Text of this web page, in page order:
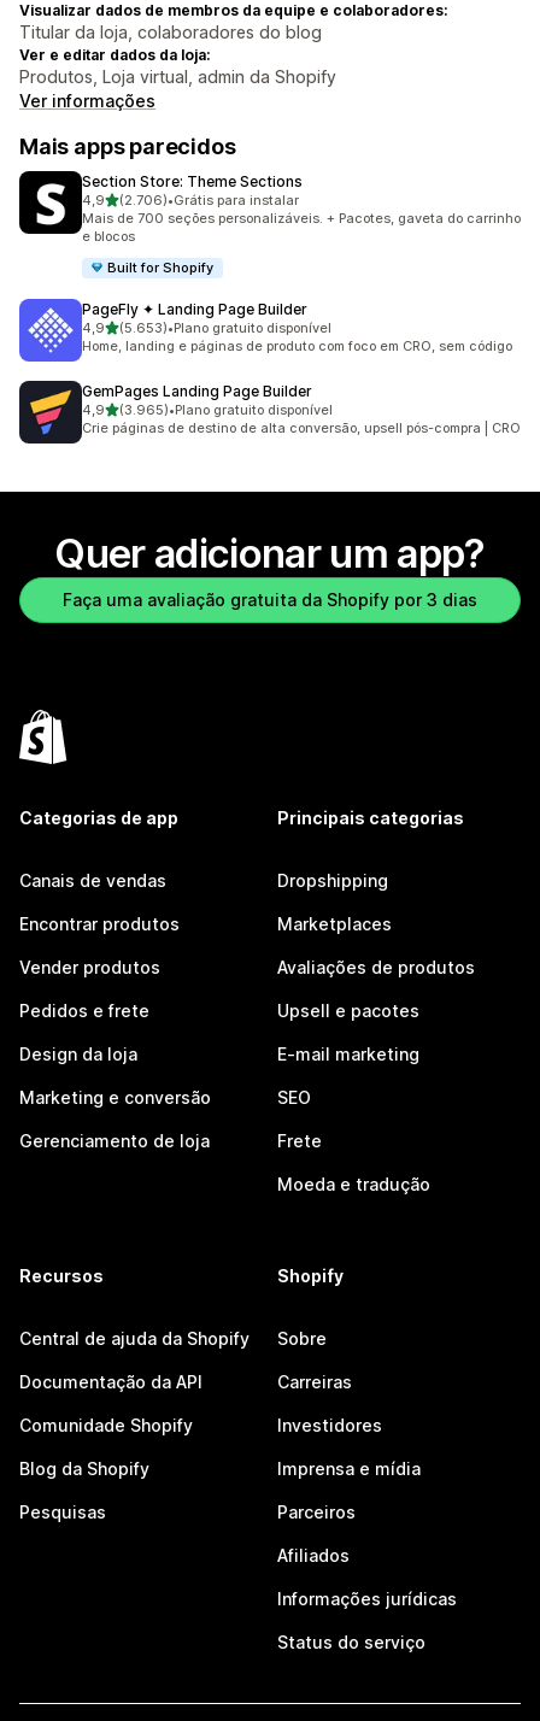
Visualizar dados de membros da equipe e colaboradores:
Titular da loja, colaboradores do blog
Ver e editar dados da loja:
Produtos, Loja virtual, admin da Shopify
Ver informações
Mais apps parecidos
Section Store: Theme Sections
4,9de 5 estrelas
(2.706)
2706 avaliações ao todo
•Grátis para instalar
Mais de 700 seções personalizáveis. + Pacotes, gaveta do carrinho
e blocos
Built for Shopify
PageFly ✦ Landing Page Builder
4,9de 5 estrelas
(5.653)
5653 avaliações ao todo
•Plano gratuito disponível
Home, landing e páginas de produto com foco em CRO, sem código
GemPages Landing Page Builder
4,9de 5 estrelas
(3.965)
3965 avaliações ao todo
•Plano gratuito disponível
Crie páginas de destino de alta conversão, upsell pós-compra | CRO
Quer adicionar um app?
Faça uma avaliação gratuita da Shopify por 3 dias
Categorias de app
Canais de vendas
Encontrar produtos
Vender produtos
Pedidos e frete
Design da loja
Marketing e conversão
Gerenciamento de loja
Principais categorias
Dropshipping
Marketplaces
Avaliações de produtos
Upsell e pacotes
E-mail marketing
SEO
Frete
Moeda e tradução
Recursos
Central de ajuda da Shopify
Documentação da API
Comunidade Shopify
Blog da Shopify
Pesquisas
Shopify
Sobre
Carreiras
Investidores
Imprensa e mídia
Parceiros
Afiliados
Informações jurídicas
Status do serviço